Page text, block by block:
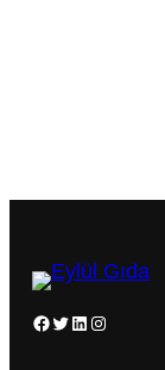
Facebook Twitter LinkedIn Instagram